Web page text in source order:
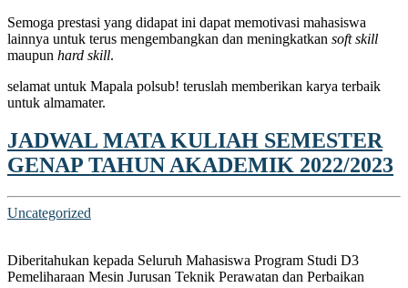
Semoga prestasi yang didapat ini dapat memotivasi mahasiswa
lainnya untuk terus mengembangkan dan meningkatkan soft skill
maupun hard skill.
selamat untuk Mapala polsub! teruslah memberikan karya terbaik
untuk almamater.
JADWAL MATA KULIAH SEMESTER
GENAP TAHUN AKADEMIK 2022/2023
Uncategorized
Diberitahukan kepada Seluruh Mahasiswa Program Studi D3
Pemeliharaan Mesin Jurusan Teknik Perawatan dan Perbaikan